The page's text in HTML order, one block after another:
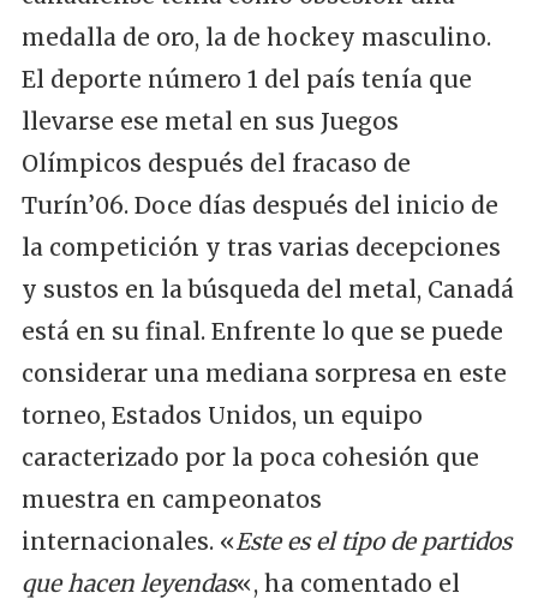
medalla de oro, la de hockey masculino.
El deporte número 1 del país tenía que
llevarse ese metal en sus Juegos
Olímpicos después del fracaso de
Turín’06. Doce días después del inicio de
la competición y tras varias decepciones
y sustos en la búsqueda del metal, Canadá
está en su final. Enfrente lo que se puede
considerar una mediana sorpresa en este
torneo, Estados Unidos, un equipo
caracterizado por la poca cohesión que
muestra en campeonatos
internacionales. «Este es el tipo de partidos
que hacen leyendas«, ha comentado el